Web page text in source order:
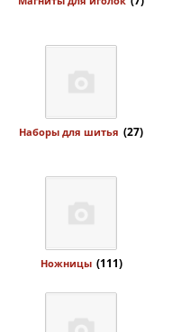
Наборы для шитья (27)
Ножницы (111)